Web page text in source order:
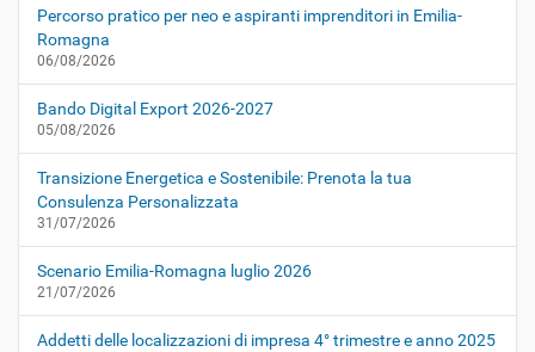
Percorso pratico per neo e aspiranti imprenditori in Emilia-
Romagna
06/08/2026
Bando Digital Export 2026-2027
05/08/2026
Transizione Energetica e Sostenibile: Prenota la tua
Consulenza Personalizzata
31/07/2026
Scenario Emilia-Romagna luglio 2026
21/07/2026
Addetti delle localizzazioni di impresa 4° trimestre e anno 2025